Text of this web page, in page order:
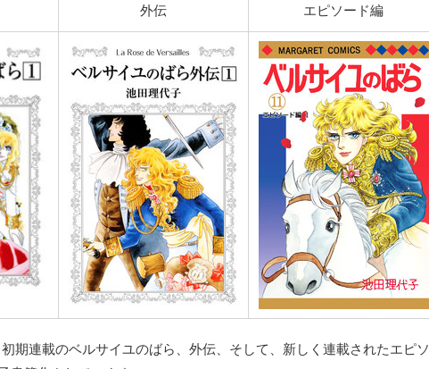
外伝 エピソード編
期連載のベルサイユのばら、外伝、そして、新しく連載されたエピソ